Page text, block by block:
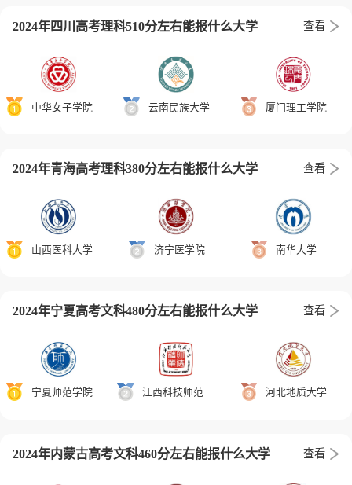
2024年四川高考理科510分左右能报什么大学 查看
中华女子学院 云南民族大学 厦门理工学院
2024年青海高考理科380分左右能报什么大学 查看
山西医科大学 济宁医学院 南华大学
2024年宁夏高考文科480分左右能报什么大学 查看
宁夏师范学院 江西科技师范大学 河北地质大学
2024年内蒙古高考文科460分左右能报什么大学 查看